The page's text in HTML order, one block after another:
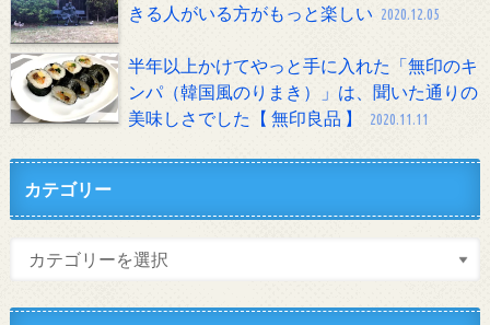
きる人がいる方がもっと楽しい 2020.12.05
半年以上かけてやっと手に入れた「無印のキ
ンパ（韓国風のりまき）」は、聞いた通りの
美味しさでした【 無印良品 】
2020.11.11
カテゴリー